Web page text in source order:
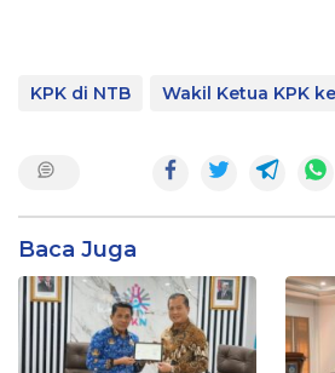
KPK di NTB Wakil Ketua KPK
Baca Juga